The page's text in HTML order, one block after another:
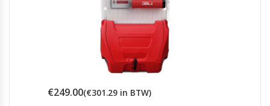
€249.00(€301.29 in BTW)